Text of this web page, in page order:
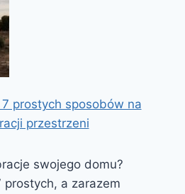
prostych sposobów na
przestrzeni
swojego domu?
a zarazem